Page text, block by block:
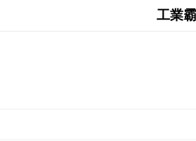
工業